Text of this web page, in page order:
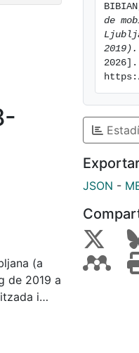
(a
de 2019 a
i
de
Aquest
de
2019).
JSON -